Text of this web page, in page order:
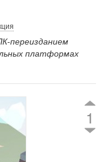
переизданием
платформах
1